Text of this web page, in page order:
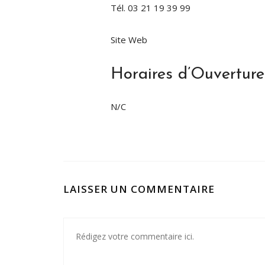
Tél. 03 21 19 39 99
Site Web
Horaires
N/C
LAISSER UN COMMENTAIRE